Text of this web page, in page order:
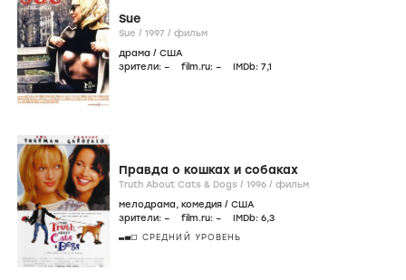
Sue
Sue / 1997 / фильм
драма / США
зрители: – film.ru: – IMDb: 7,1
Правда о кошках и собаках
Truth About Cats & Dogs / 1996 / фильм
мелодрама, комедия / США
зрители: – film.ru: – IMDb: 6,3
СРЕДНИЙ УРОВЕНЬ